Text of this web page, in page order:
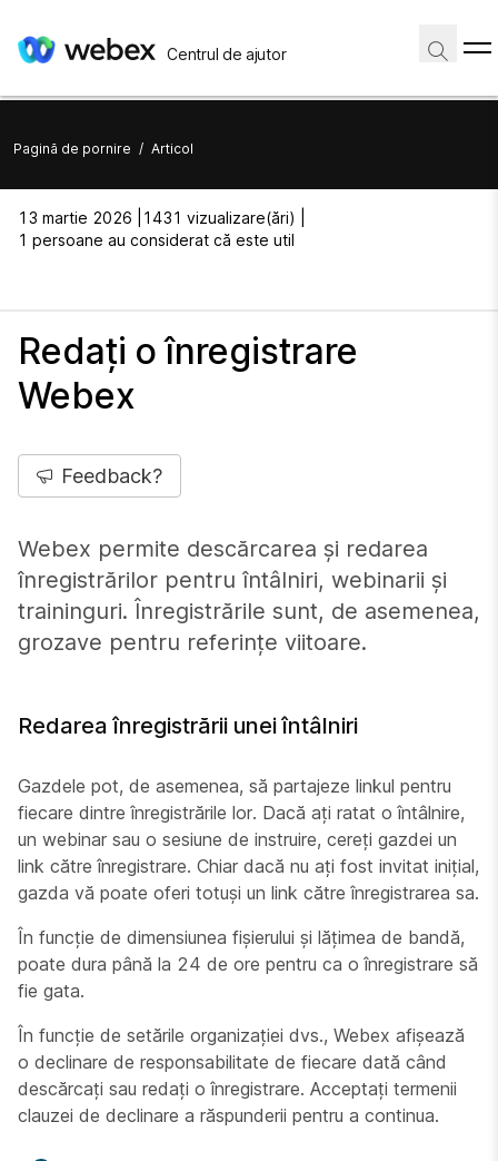
Centrul de ajutor
Pagină de pornire / Articol
13 martie 2026 |
1431 vizualizare(ări) |
1 persoane au considerat că este util
Redați o înregistrare
Webex
Feedback?
Webex permite descărcarea și redarea
înregistrărilor pentru întâlniri, webinarii și
traininguri. Înregistrările sunt, de asemenea,
grozave pentru referințe viitoare.
Redarea înregistrării unei întâlniri
Gazdele pot, de asemenea, să partajeze linkul pentru
fiecare dintre înregistrările lor. Dacă ați ratat o întâlnire,
un webinar sau o sesiune de instruire, cereți gazdei un
link către înregistrare. Chiar dacă nu ați fost invitat inițial,
gazda vă poate oferi totuși un link către înregistrarea sa.
În funcție de dimensiunea fișierului și lățimea de bandă,
poate dura până la 24 de ore pentru ca o înregistrare să
fie gata.
În funcție de setările organizației dvs., Webex afișează
o declinare de responsabilitate de fiecare dată când
descărcați sau redați o înregistrare. Acceptați termenii
clauzei de declinare a răspunderii pentru a continua.